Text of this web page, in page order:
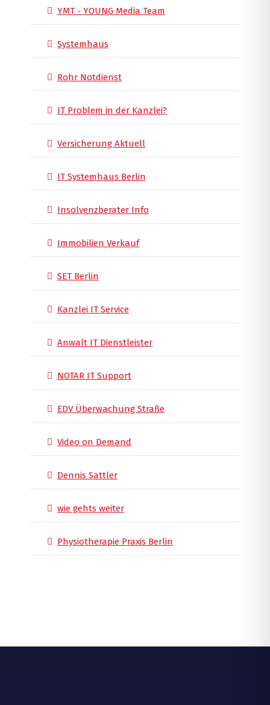
YMT - YOUNG Media Team
Systemhaus
Rohr Notdienst
IT Problem in der Kanzlei?
Versicherung Aktuell
IT Systemhaus Berlin
Insolvenzberater Info
Immobilien Verkauf
SET Berlin
Kanzlei IT Service
Anwalt IT Dienstleister
NOTAR IT Support
EDV Überwachung Straße
Video on Demand
Dennis Sattler
wie gehts weiter
Physiotherapie Praxis Berlin